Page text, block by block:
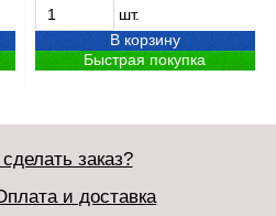
шт.
В корзину
Быстрая покупка
заказ?
и доставка